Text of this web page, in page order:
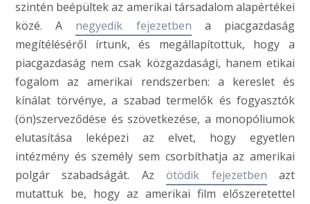
szintén beépültek az amerikai társadalom alapértékei
közé. A negyedik fejezetben a piacgazdaság
megítéléséről írtunk, és megállapítottuk, hogy a
piacgazdaság nem csak közgazdasági, hanem etikai
fogalom az amerikai rendszerben: a kereslet és
kínálat törvénye, a szabad termelők és fogyasztók
(ön)szerveződése és szövetkezése, a monopóliumok
elutasítása leképezi az elvet, hogy egyetlen
intézmény és személy sem csorbíthatja az amerikai
polgár szabadságát. Azötödik fejezetben azt
mutattuk be, hogy az amerikai film előszeretettel